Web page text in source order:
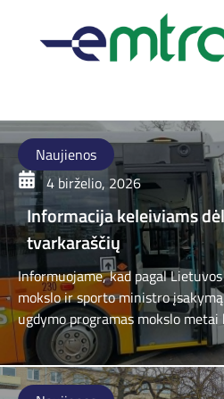
Naujienos
4 birželio, 2026
Informacija keleiviams
tvarkaraščių
Informuojame, kad pagal
mokslo ir sporto ministro
ugdymo programas mokslo metai